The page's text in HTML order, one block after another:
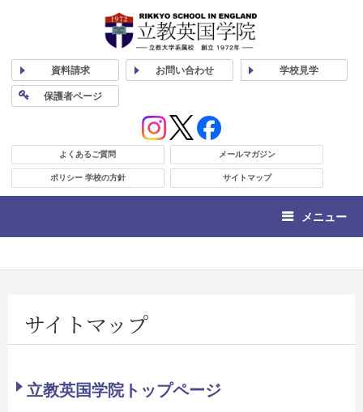
資料請求 お問い合わせ 学校見学
保護者ページ
よくあるご質問 メールマガジン
ポリシー 学校の方針 サイトマップ
メニュー
サイトマップ
立教英国学院トップページ